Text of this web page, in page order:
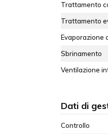
Trattamento
Trattamento
Evaporazione
Sbrinamento
Ventilazione
Dati di
Controllo